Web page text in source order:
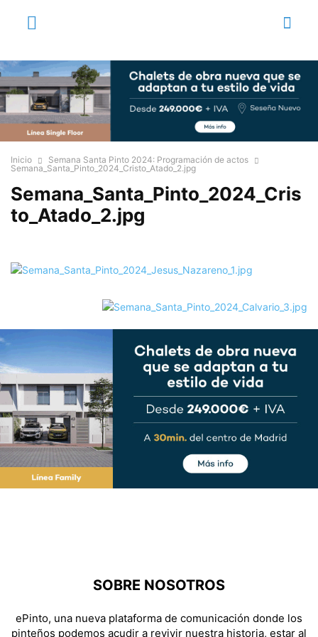
Inicio
Semana Santa Pinto 2024: Programación de actos
Semana_Santa_Pinto_2024_Cristo_Atado_2.jpg
Semana_Santa_Pinto_2024_Cris
to_Atado_2.jpg
SOBRE NOSOTROS
ePinto, una nueva plataforma de comunicación donde los
pinteños podemos acudir a revivir nuestra historia, estar al